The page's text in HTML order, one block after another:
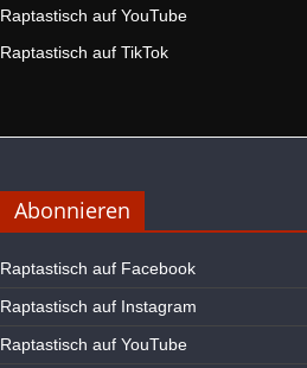
Raptastisch auf YouTube
Raptastisch auf TikTok
Abonnieren
Raptastisch auf Facebook
Raptastisch auf Instagram
Raptastisch auf YouTube